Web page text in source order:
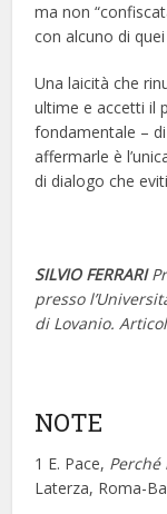
ma non
con alcuno di
Una laicità che
ultime e accetti il
fondamentale –
affermarle è
di dialogo che
SILVIO FERRARI
presso
di Lovanio.
NOTE
1 E. Pace,
Laterza, Roma-